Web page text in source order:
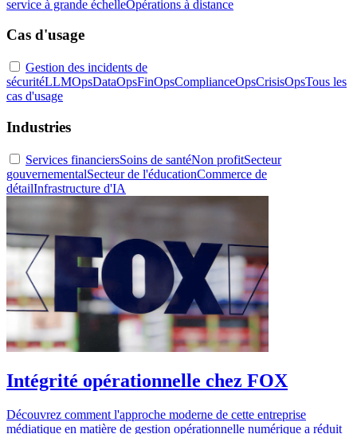
service à grande échelleOpérations à distance
Cas d'usage
Gestion des incidents de
sécuritéLLMOpsDataOpsFinOpsComplianceOpsCrisisOpsTous les
cas d'usage
Industries
Services financiersSoins de santéNon profitSecteur
gouvernementalSecteur de l'éducationCommerce de
détailInfrastructure d'IA
Intégrité opérationnelle chez FOX
Découvrez comment l'approche moderne de cette entreprise
médiatique en matière de gestion opérationnelle numérique a réduit